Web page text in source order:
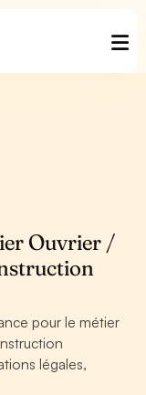
Ouvrier /
pour le métier
légales,